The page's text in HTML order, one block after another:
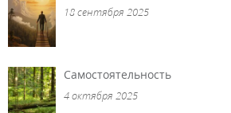
18 сентября 2025
Самостоятельность
4 октября 2025